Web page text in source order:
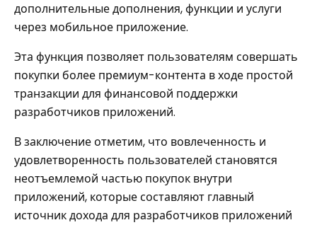
дополнительные дополнения, функции и услуги
через мобильное приложение.
Эта функция позволяет пользователям совершать
покупки более премиум-контента в ходе простой
транзакции для финансовой поддержки
разработчиков приложений.
В заключение отметим, что вовлеченность и
удовлетворенность пользователей становятся
неотъемлемой частью покупок внутри
приложений, которые составляют главный
источник дохода для разработчиков приложений